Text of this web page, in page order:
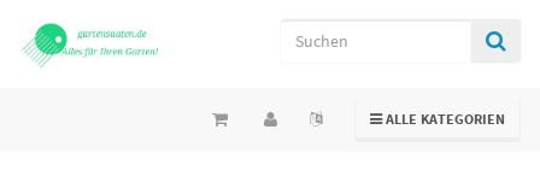
TOGGLE NAVIGATION
ALLE KATEGORIEN